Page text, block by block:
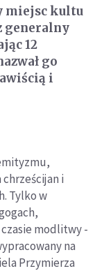
miejsc kultu
generalny
12
go
i
i
Tylko w
modlitwy -
na
Przymierza